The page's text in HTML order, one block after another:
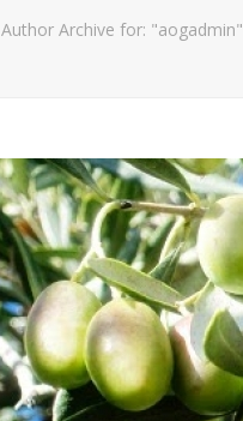
Author Archive for: "aogadmin"